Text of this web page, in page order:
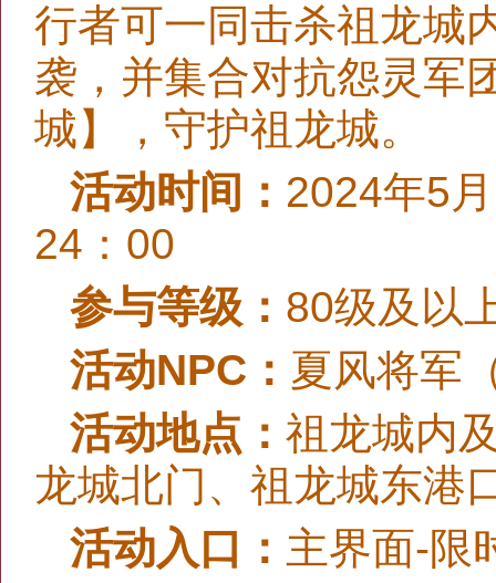
行者可一同击杀祖龙城
袭，并集合对抗怨灵军
城】，守护祖龙城。
活动时间： 2024年5
24：00
参与等级： 80级及以
活动NPC： 夏风将军
活动地点： 祖龙城内
龙城北门、祖龙城东港
活动入口： 主界面-限